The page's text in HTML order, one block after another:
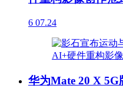
6 07.24
华为Mate 20 X 5G